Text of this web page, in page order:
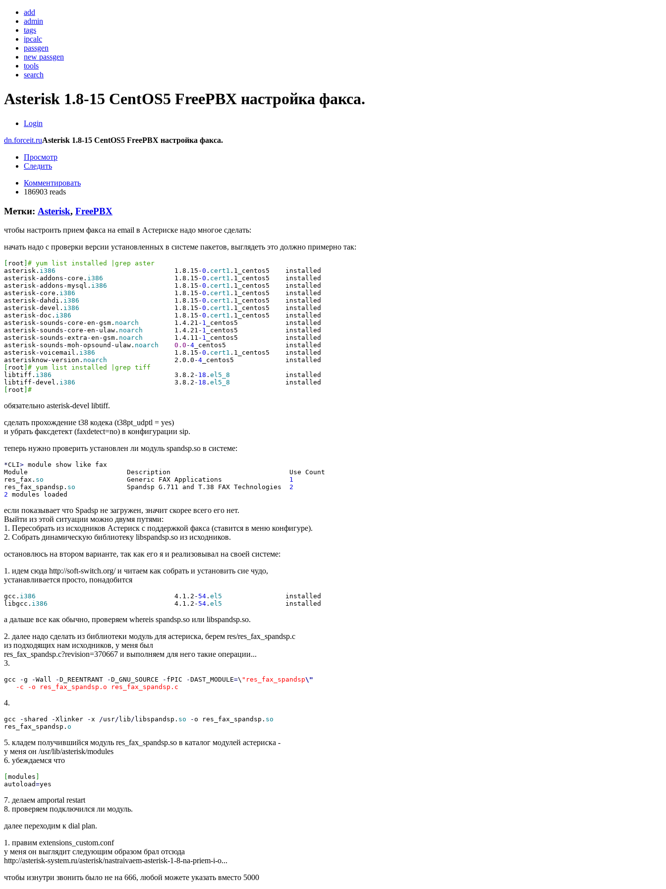
add
admin
tags
ipcalc
passgen
new passgen
tools
search
Asterisk 1.8-15 CentOS5 FreePBX настройка факса.
Login
dn.forceit.ruAsterisk 1.8-15 CentOS5 FreePBX настройка факса.
Просмотр
Следить
Комментировать
186903 reads
Метки: Asterisk, FreePBX
чтобы настроить прием факса на email в Астериске надо многое сделать:
начать надо с проверки версии установленных в системе пакетов, выглядеть это должно примерно так:
root # yum list installed |grep aster
asterisk. i386 1.8.15 -0 . cert1 .1_centos5 installed
asterisk- addons - core. i386 1.8.15 -0 . cert1 .1_centos5 installed
asterisk- addons -mysql. i386 1.8.15 -0 . cert1 .1_centos5 installed
asterisk- core. i386 1.8.15 -0 . cert1 .1_centos5 installed
asterisk-dahdi. i386 1.8.15 -0 . cert1 .1_centos5 installed
asterisk-devel. i386 1.8.15 -0 . cert1 .1_centos5 installed
asterisk-doc. i386 1.8.15 -0 . cert1 .1_centos5 installed
asterisk- sounds - core -en -gsm. noarch 1.4.21 - 1 _centos5 installed
asterisk- sounds - core -en - ulaw. noarch 1.4.21 - 1 _centos5 installed
asterisk- sounds -extra -en -gsm. noarch 1.4.11 - 1 _centos5 installed
asterisk- sounds -moh -opsound - ulaw. noarch 0.0 -4 _centos5 installed
asterisk-voicemail. i386 1.8.15 -0 . cert1 .1_centos5 installed
asterisknow-version. noarch 2.0.0 -4 _centos5 installed
root # yum list installed |grep tiff
libtiff. i386 3.8.2 - 18 . el5_8 installed
libtiff -devel. i386 3.8.2 - 18 . el5_8 installed
root #
обязательно asterisk-devel libtiff.
сделать прохождение t38 кодека (t38pt_udptl = yes)
и убрать факсдетект (faxdetect=no) в конфигурации sip.
теперь нужно проверить установлен ли модуль spandsp.so в системе:
*CLI> module show like fax
Module Description Use Count
res_fax. so Generic FAX Applications 1
res_fax_spandsp. so Spandsp G.711 and T.38 FAX Technologies 2
2 modules loaded
если показывает что Spadsp не загружен, значит скорее всего его нет.
Выйти из этой ситуации можно двумя путями:
1. Пересобрать из исходников Астериск с поддержкой факса (ставится в меню конфигуре).
2. Собрать динамическую библиотеку libspandsp.so из исходников.
остановлюсь на втором варианте, так как его я и реализовывал на своей системе:
1. идем сюда http://soft-switch.org/ и читаем как собрать и установить сие чудо,
устанавливается просто, понадобится
gcc. i386 4.1.2 - 54 . el5 installed
libgcc. i386 4.1.2 - 54 . el5 installed
а дальше все как обычно, проверяем whereis spandsp.so или libspandsp.so.
2. далее надо сделать из библиотеки модуль для астериска, берем res/res_fax_spandsp.c
из подходящих нам исходников, у меня был
res_fax_spandsp.c?revision=370667 и выполняем для него такие операции...
3.
gcc -g -Wall -D_REENTRANT -D_GNU_SOURCE - fPIC -DAST_MODULE=\ "res_fax_spandsp\"
-c -o res_fax_spandsp.o res_fax_spandsp.c
4.
gcc - shared -Xlinker -x /usr/ lib/ libspandsp. so -o res_fax_spandsp. so
res_fax_spandsp. o
5. кладем получившийся модуль res_fax_spandsp.so в каталог модулей астериска -
у меня он /usr/lib/asterisk/modules
6. убеждаемся что
modules
autoload=yes
7. делаем amportal restart
8. проверяем подключился ли модуль.
далее переходим к dial plan.
1. правим extensions_custom.conf
у меня он выглядит следующим образом брал отсюда
http://asterisk-system.ru/asterisk/nastraivaem-asterisk-1-8-na-priem-i-o...
чтобы изнутри звонить было не на 666, любой можете указать вместо 5000